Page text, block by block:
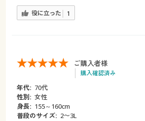
役に立った 1
ご購入者様
購入確認済み
年代: 70代
性別: 女性
身長: 155～160cm
普段のサイズ: 2〜3L